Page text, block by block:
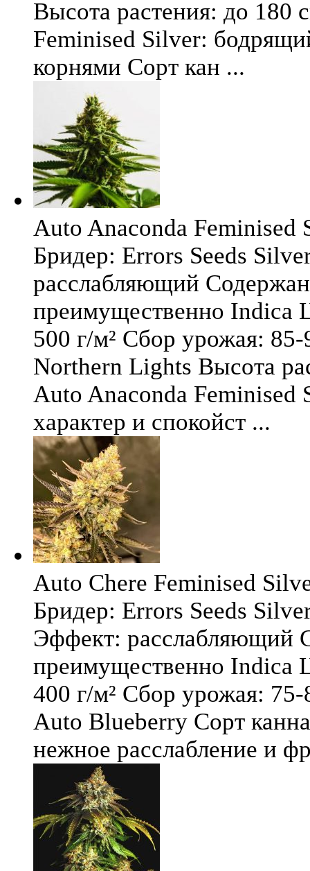
Высота растения: до 180
Feminised Silver:
корнями Сорт кан ...
Auto Anaconda Feminised
Бридер: Errors Seeds
расслабляющий
преимущественно Indica
500 г/м² Сбор урожая:
Northern Lights Высота
Auto Anaconda
характер и спокойст ...
Auto Chere Feminised
Бридер: Errors Seeds
Эффект: расслабляющий
преимущественно Indica
400 г/м² Сбор урожая:
Auto Blueberry Сорт
нежное расслабление и